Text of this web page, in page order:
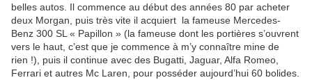
belles autos. Il commence au début des années 80 par acheter
deux Morgan, puis très vite il acquiert la fameuse Mercedes-
Benz 300 SL « Papillon » (la fameuse dont les portières s’ouvrent
vers le haut, c’est que je commence à m’y connaître mine de
rien !), puis il continue avec des Bugatti, Jaguar, Alfa Romeo,
Ferrari et autres Mc Laren, pour posséder aujourd’hui 60 bolides.